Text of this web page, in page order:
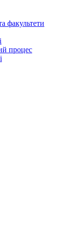
факультети
процес